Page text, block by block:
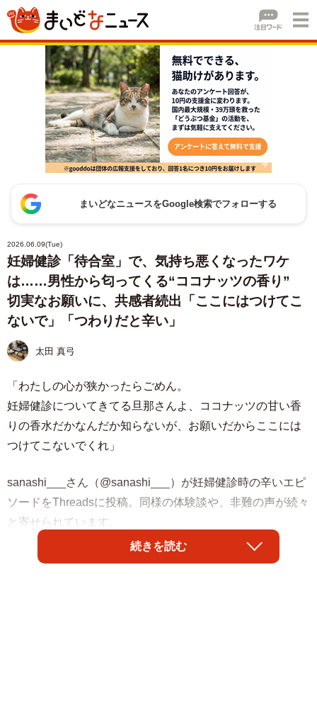
まいどなニュースをGoogle検索でフォローする
2026.06.09(Tue)
妊婦健診「待合室」で、気持ち悪くなったワケ
は……男性から匂ってくる“ココナッツの香り”
切実なお願いに、共感者続出「ここにはつけてこ
ないで」「つわりだと辛い」
太田 真弓
「わたしの心が狭かったらごめん。
妊婦健診についてきてる旦那さんよ、ココナッツの甘い香
りの香水だかなんだか知らないが、お願いだからここには
つけてこないでくれ」
sanashi___さん（@sanashi___）が妊婦健診時の辛いエピ
ソードをThreadsに投稿。同様の体験談や、非難の声が続々
と寄せられています。
続きを読む